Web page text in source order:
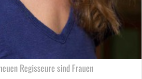
Regisseure sind Frauen